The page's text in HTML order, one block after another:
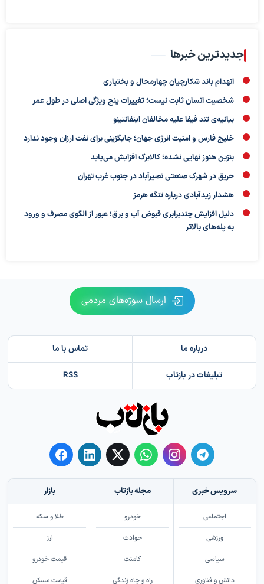
جدیدترین خبرها
انهدام باند شکارچیان چهارمحال و بختیاری
شخصیت انسان ثابت نیست؛ تغییرات پنج ویژگی اصلی در طول عمر
بیانیه‌ی تند فیفا علیه مخالفان اینفانتینو
خلیج فارس و امنیت انرژی جهان؛ جایگزینی برای نفت ارزان وجود ندارد
بنزین هنوز نهایی نشده؛ کالابرگ افزایش می‌یابد
حریق در شهرک صنعتی نصیرآباد در جنوب غرب تهران
هشدار زیدآبادی درباره تنگه هرمز
دلیل افزایش چندبرابری قبوض آب و برق؛ عبور از الگوی مصرف و ورود
به پله‌های بالاتر
ارسال سوژه‌های مردمی
درباره ما تماس با ما
تبلیغات در بازتاب RSS
سرویس خبری
اجتماعی
ورزشی
سیاسی
دانش و فناوری
مجله بازتاب
خودرو
حوادث
کامنت
راه و چاه زندگی
بازار
طلا و سکه
ارز
قیمت خودرو
قیمت مسکن